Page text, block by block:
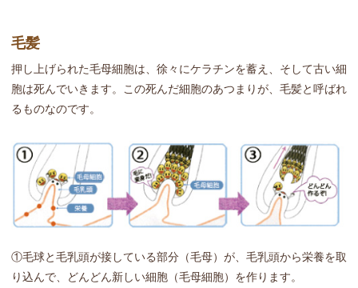
毛髪
押し上げられた毛母細胞は、徐々にケラチンを蓄え、そして古い細
胞は死んでいきます。この死んだ細胞のあつまりが、毛髪と呼ばれ
るものなのです。
①毛球と毛乳頭が接している部分（毛母）が、毛乳頭から栄養を取
り込んで、どんどん新しい細胞（毛母細胞）を作ります。